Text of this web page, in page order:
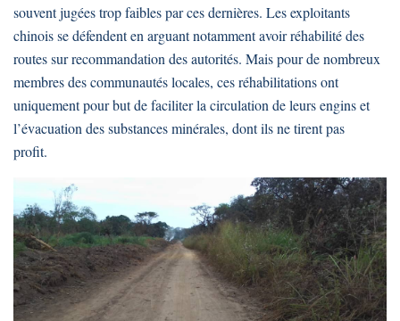
souvent jugées trop faibles par ces dernières. Les exploitants
chinois se défendent en arguant notamment avoir réhabilité des
routes sur recommandation des autorités. Mais pour de nombreux
membres des communautés locales, ces réhabilitations ont
uniquement pour but de faciliter la circulation de leurs engins et
l’évacuation des substances minérales, dont ils ne tirent pas
profit.